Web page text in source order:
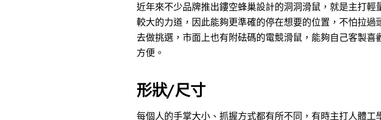
近年來不少品牌推出鏤空蜂巢設計的洞洞滑鼠，就是主打
較大的力道，因此能夠更準確的停在想要的位置，不怕拉
去做挑選，市面上也有附砝碼的電競滑鼠，能夠自己客製
方便。
形狀/尺寸
每個人的手掌大小、抓握方式都有所不同，有時主打人體